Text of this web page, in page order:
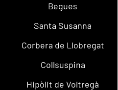
Begues
Santa Susanna
Corbera de Llobregat
Collsuspina
Hipòlit de Voltregà